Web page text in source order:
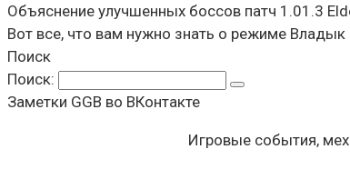
Объяснение улучшенных боссов патч 1.01.3
Вот все, что вам нужно знать о режиме
Поиск
Поиск:
Заметки GGB во ВКонтакте
Игровые события,